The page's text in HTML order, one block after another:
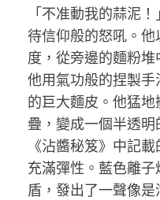
「不准動我的蒜泥
待信仰般的怒吼。
度，從旁邊的麵粉
他用氣功般的捏製
的巨大麵皮。他猛
疊，變成一個半透
《沾醬秘笈》中記
充滿彈性。藍色離
盾，發出了一聲像